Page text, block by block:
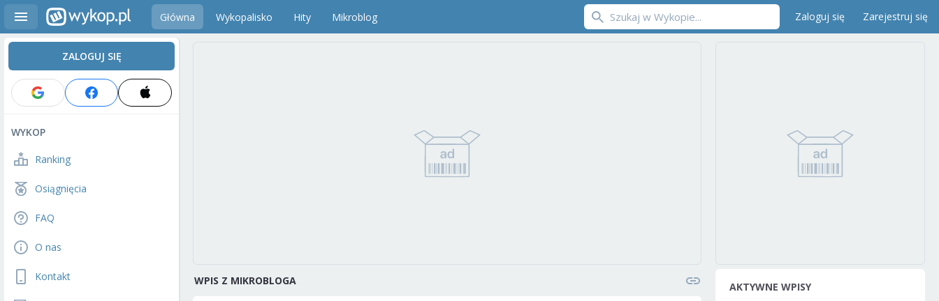
Główna Wykopalisko Hity Mikroblog Zaloguj się Zarejestruj się
ZALOGUJ SIĘ
WYKOP
Ranking
Osiągnięcia
FAQ
O nas
Kontakt WPIS Z MIKROBLOGA AKTYWNE WPISY